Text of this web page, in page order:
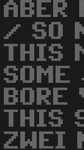
/ SO
THIS
ZWEI